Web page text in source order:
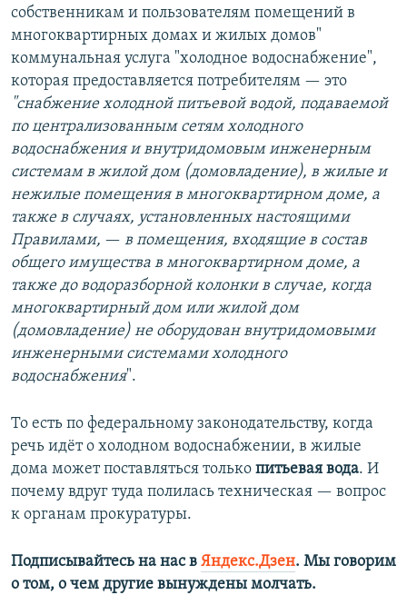
собственникам и пользователям помещений в
многоквартирных домах и жилых домов"
коммунальная услуга "холодное водоснабжение",
которая предоставляется потребителям — это
"снабжение холодной питьевой водой, подаваемой
по централизованным сетям холодного
водоснабжения и внутридомовым инженерным
системам в жилой дом (домовладение), в жилые и
нежилые помещения в многоквартирном доме, а
также в случаях, установленных настоящими
Правилами, —​ в помещения, входящие в состав
общего имущества в многоквартирном доме, а
также до водоразборной колонки в случае, когда
многоквартирный дом или жилой дом
(домовладение) не оборудован внутридомовыми
инженерными системами холодного
водоснабжения".
То есть по федеральному законодательству, когда
речь идёт о холодном водоснабжении, в жилые
дома может поставляться только питьевая вода. И
почему вдруг туда полилась техническая — вопрос
к органам прокуратуры.
Подписывайтесь на нас в Яндекс.Дзен. Мы говорим
о том, о чем другие вынуждены молчать.